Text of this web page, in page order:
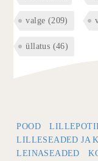
valge (209)
üllatus (46)
POOD
LILLESEADED JA
LEINASEADED